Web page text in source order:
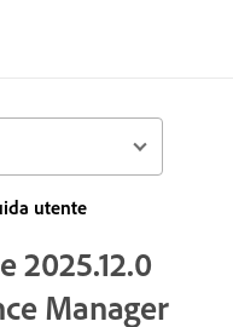
utente
2025.12.0
Manager